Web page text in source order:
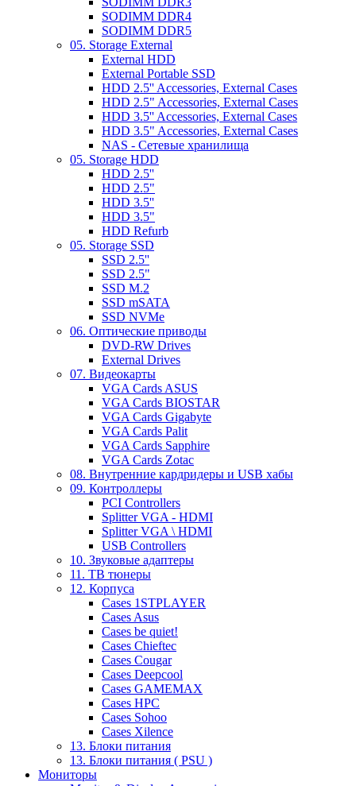
SODIMM DDR4
SODIMM DDR5
05. Storage External
External HDD
External Portable SSD
HDD 2.5'' Accessories, External Cases
HDD 2.5" Accessories, External Cases
HDD 3.5'' Accessories, External Cases
HDD 3.5" Accessories, External Cases
NAS - Сетевые хранилища
05. Storage HDD
HDD 2.5''
HDD 2.5"
HDD 3.5''
HDD 3.5"
HDD Refurb
05. Storage SSD
SSD 2.5''
SSD 2.5"
SSD M.2
SSD mSATA
SSD NVMe
06. Оптические приводы
DVD-RW Drives
External Drives
07. Видеокарты
VGA Cards ASUS
VGA Cards BIOSTAR
VGA Cards Gigabyte
VGA Cards Palit
VGA Cards Sapphire
VGA Cards Zotac
08. Внутренние кардридеры и USB хабы
09. Контроллеры
PCI Controllers
Splitter VGA - HDMI
Splitter VGA \ HDMI
USB Controllers
10. Звуковые адаптеры
11. ТВ тюнеры
12. Корпуса
Cases 1STPLAYER
Cases Asus
Cases be quiet!
Cases Chieftec
Cases Cougar
Cases Deepcool
Cases GAMEMAX
Cases HPC
Cases Sohoo
Cases Xilence
13. Блоки питания
13. Блоки питания ( PSU )
Мониторы